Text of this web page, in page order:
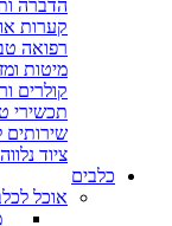
הדברה
קערות
רפואה
מיטות
קולרים
תכשירי
שירותים
ציוד
כלבים
אוכל